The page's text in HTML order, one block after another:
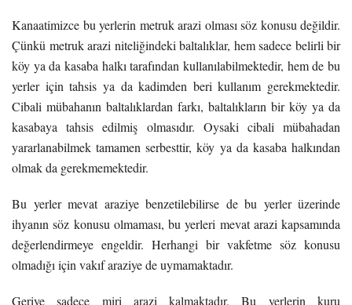
Kanaatimizce bu yerlerin metruk arazi olması söz konusu değildir.
Çünkü metruk arazi niteliğindeki baltalıklar, hem sadece belirli bir
köy ya da kasaba halkı tarafından kullanılabilmektedir, hem de bu
yerler için tahsis ya da kadimden beri kullanım gerekmektedir.
Cibali mübahanın baltalıklardan farkı, baltalıkların bir köy ya da
kasabaya tahsis edilmiş olmasıdır. Oysaki cibali mübahadan
yararlanabilmek tamamen serbesttir, köy ya da kasaba halkından
olmak da gerekmemektedir.
Bu yerler mevat araziye benzetilebilirse de bu yerler üzerinde
ihyanın söz konusu olmaması, bu yerleri mevat arazi kapsamında
değerlendirmeye engeldir. Herhangi bir vakfetme söz konusu
olmadığı için vakıf araziye de uymamaktadır.
Geriye sadece miri arazi kalmaktadır. Bu yerlerin kuru